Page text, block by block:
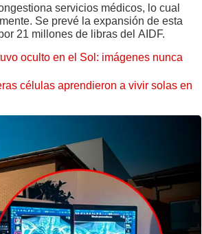
servicios médicos, lo cual
Se prevé la expansión de esta
21 millones de libras del AIDF.
oculto en el Sol: imágenes nunca
células aprendieron a vivir solas en